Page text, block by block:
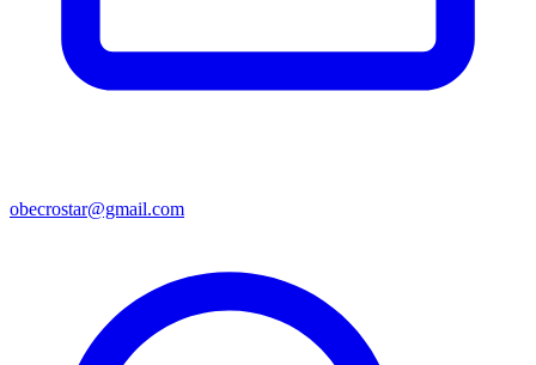
obecrostar@gmail.com